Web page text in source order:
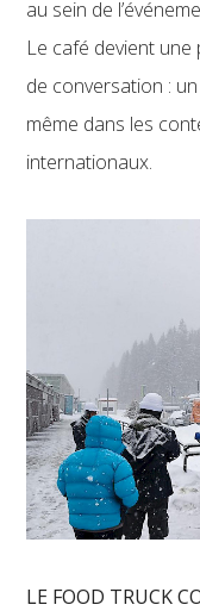
au sein de
Le café devient
de conversation :
même dans les
internationaux.
LE FOOD TRUCK